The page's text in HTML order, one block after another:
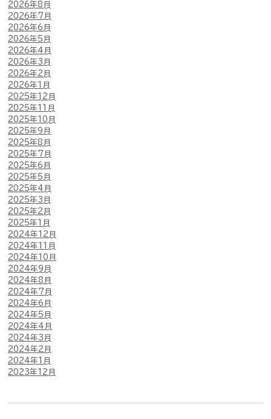
2026年8月
2026年7月
2026年6月
2026年5月
2026年4月
2026年3月
2026年2月
2026年1月
2025年12月
2025年11月
2025年10月
2025年9月
2025年8月
2025年7月
2025年6月
2025年5月
2025年4月
2025年3月
2025年2月
2025年1月
2024年12月
2024年11月
2024年10月
2024年9月
2024年8月
2024年7月
2024年6月
2024年5月
2024年4月
2024年3月
2024年2月
2024年1月
2023年12月